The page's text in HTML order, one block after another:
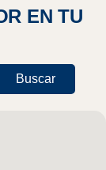
EN TU
Buscar